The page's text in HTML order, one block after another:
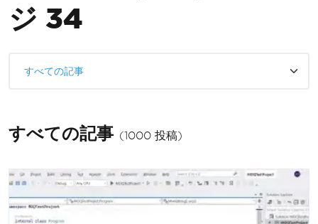
ジ 34
すべての記事
すべての記事 (1000 投稿)